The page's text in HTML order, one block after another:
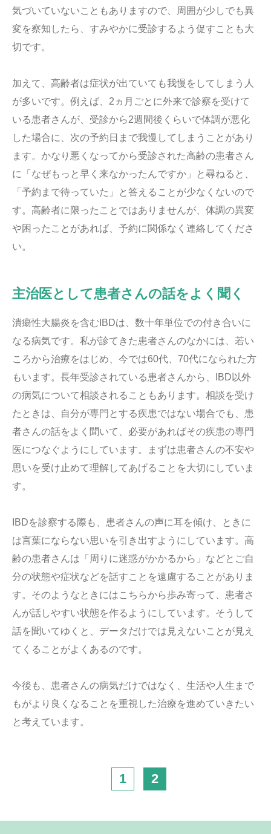
気づいていないこともありますので、周囲が少しでも異
変を察知したら、すみやかに受診するよう促すことも大
切です。
加えて、高齢者は症状が出ていても我慢をしてしまう人
が多いです。例えば、2ヵ月ごとに外来で診察を受けて
いる患者さんが、受診から2週間後くらいで体調が悪化
した場合に、次の予約日まで我慢してしまうことがあり
ます。かなり悪くなってから受診された高齢の患者さん
に「なぜもっと早く来なかったんですか」と尋ねると、
「予約まで待っていた」と答えることが少なくないので
す。高齢者に限ったことではありませんが、体調の異変
や困ったことがあれば、予約に関係なく連絡してくださ
い。
主治医として患者さんの話をよく聞く
潰瘍性大腸炎を含むIBDは、数十年単位での付き合いに
なる病気です。私が診てきた患者さんのなかには、若い
ころから治療をはじめ、今では60代、70代になられた方
もいます。長年受診されている患者さんから、IBD以外
の病気について相談されることもあります。相談を受け
たときは、自分が専門とする疾患ではない場合でも、患
者さんの話をよく聞いて、必要があればその疾患の専門
医につなぐようにしています。まずは患者さんの不安や
思いを受け止めて理解してあげることを大切にしていま
す。
IBDを診察する際も、患者さんの声に耳を傾け、ときに
は言葉にならない思いを引き出すようにしています。高
齢の患者さんは「周りに迷惑がかかるから」などとご自
分の状態や症状などを話すことを遠慮することがありま
す。そのようなときにはこちらから歩み寄って、患者さ
んが話しやすい状態を作るようにしています。そうして
話を聞いてゆくと、データだけでは見えないことが見え
てくることがよくあるのです。
今後も、患者さんの病気だけではなく、生活や人生まで
もがより良くなることを重視した治療を進めていきたい
と考えています。
1 2